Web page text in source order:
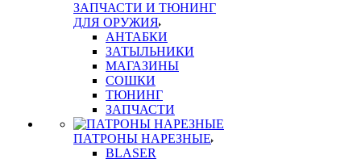
ЗАПЧАСТИ И ТЮНИНГ
ДЛЯ ОРУЖИЯ
АНТАБКИ
ЗАТЫЛЬНИКИ
МАГАЗИНЫ
СОШКИ
ТЮНИНГ
ЗАПЧАСТИ
ПАТРОНЫ НАРЕЗНЫЕ
BLASER